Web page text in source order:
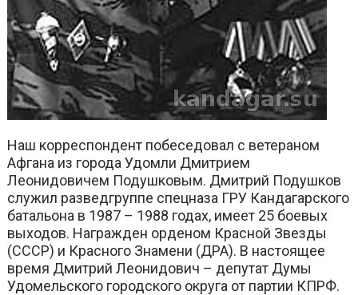
Наш корреспондент побеседовал с ветераном
Афгана из города Удомли Дмитрием
Леонидовичем Подушковым. Дмитрий Подушков
служил разведгруппе спецназа ГРУ Кандагарского
батальона в 1987 – 1988 годах, имеет 25 боевых
выходов. Награжден орденом Красной Звезды
(СССР) и Красного Знамени (ДРА). В настоящее
время Дмитрий Леонидович – депутат Думы
Удомельского городского округа от партии КПРФ.